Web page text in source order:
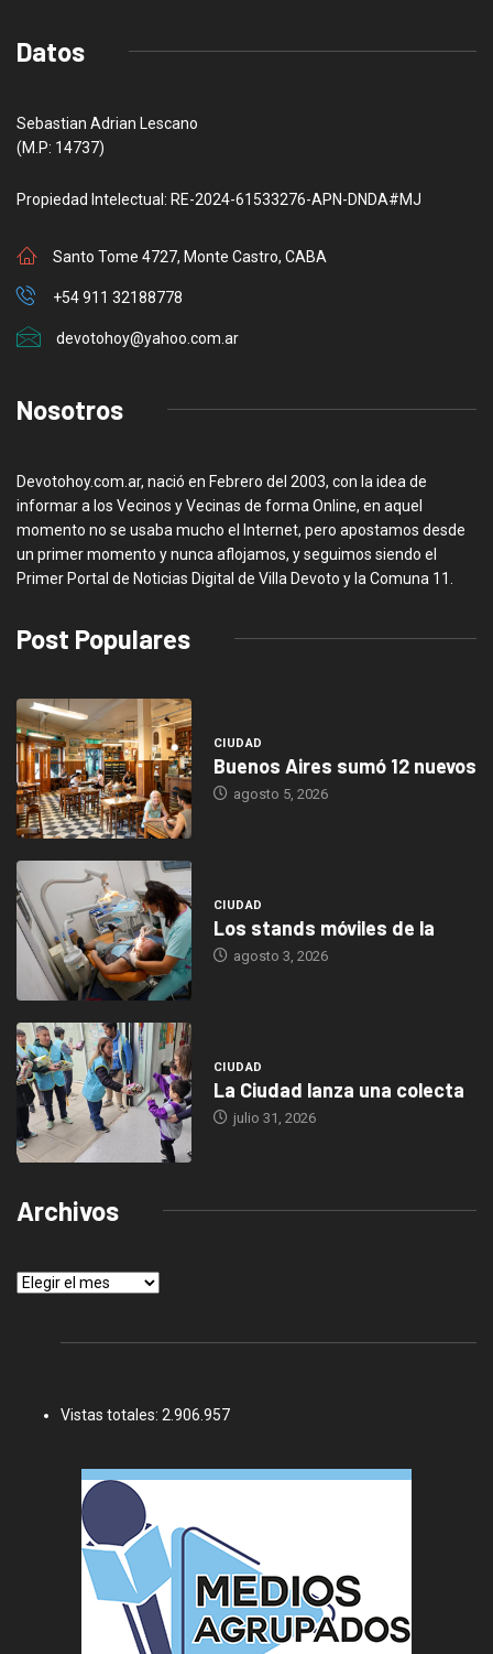
Datos
Sebastian Adrian Lescano
(M.P: 14737)
Propiedad Intelectual: RE-2024-61533276-APN-DNDA#MJ
Santo Tome 4727, Monte Castro, CABA
+54 911 32188778
devotohoy@yahoo.com.ar
Nosotros
Devotohoy.com.ar, nació en Febrero del 2003, con la idea de
informar a los Vecinos y Vecinas de forma Online, en aquel
momento no se usaba mucho el Internet, pero apostamos desde
un primer momento y nunca aflojamos, y seguimos siendo el
Primer Portal de Noticias Digital de Villa Devoto y la Comuna 11.
Post Populares
CIUDAD
Buenos Aires sumó 12 nuevos
agosto 5, 2026
CIUDAD
Los stands móviles de la
agosto 3, 2026
CIUDAD
La Ciudad lanza una colecta
julio 31, 2026
Archivos
Archivos
Vistas totales: 2.906.957